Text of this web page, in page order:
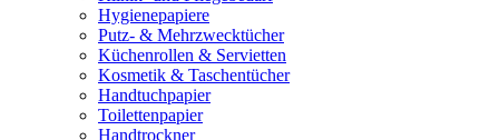
Hygienepapiere
Putz- & Mehrzwecktücher
Küchenrollen & Servietten
Kosmetik & Taschentücher
Handtuchpapier
Toilettenpapier
Handtrockner